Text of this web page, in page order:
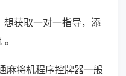
想获取一对一指导，添
麻将机程序控牌器一般